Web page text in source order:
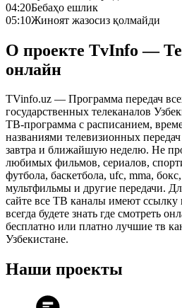
04:20Бебаҳо ешлик
05:10Жиноят жазосиз қолмайди
О проекте TvInfo —
онлайн
TVinfo.uz — Программа передач
государственных телеканалов
ТВ-программа с расписанием,
названиями телевизионных
завтра и ближайшую неделю. Не
любимых фильмов, сериалов,
футбола, баскетбола, ufc, mma,
мультфильмы и другие передачи.
сайте все ТВ каналы имеют
всегда будете знать где смотреть
бесплатно или платно лучшие тв
Узбекистане.
Наши проекты